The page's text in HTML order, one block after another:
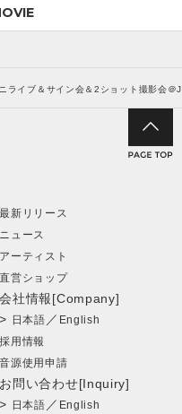
ライブ＆サイン会＆2ショット撮影会＠
最新リリース
ニュース
アーティスト
直営ショップ
会社情報[Company]
> 日本語 ／ English
採用情報
音源使用申請
お問い合わせ[Inquiry]
> 日本語 ／ English